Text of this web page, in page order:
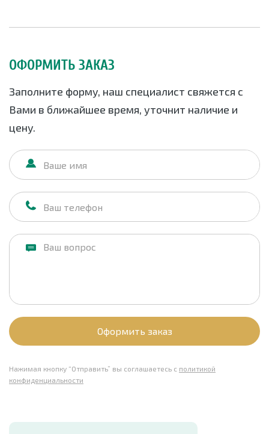
ОФОРМИТЬ ЗАКАЗ
Заполните форму, наш специалист свяжется с
Вами в ближайшее время, уточнит наличие и
цену.
Оформить заказ
Нажимая кнопку “Отправить” вы соглашаетесь с политикой
конфиденциальности